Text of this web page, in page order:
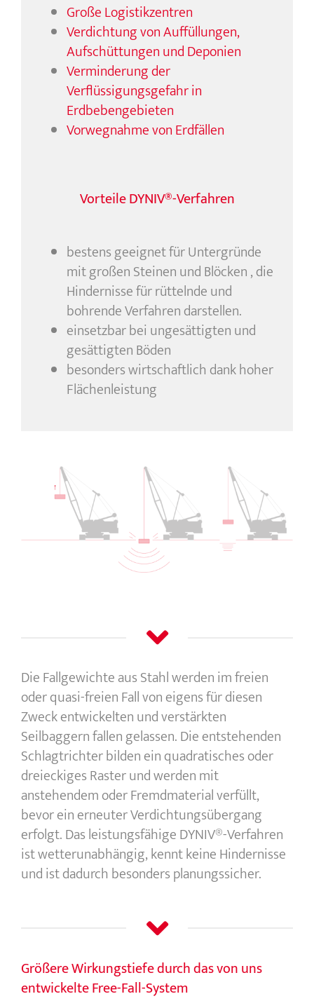
Große Logistikzentren
Verdichtung von Auffüllungen,
Aufschüttungen und Deponien
Verminderung der
Verflüssigungsgefahr in
Erdbebengebieten
Vorwegnahme von Erdfällen
Vorteile DYNIV®-Verfahren
bestens geeignet für Untergründe
mit großen Steinen und Blöcken , die
Hindernisse für rüttelnde und
bohrende Verfahren darstellen.
einsetzbar bei ungesättigten und
gesättigten Böden
besonders wirtschaftlich dank hoher
Flächenleistung
Die Fallgewichte aus Stahl werden im freien
oder quasi-freien Fall von eigens für diesen
Zweck entwickelten und verstärkten
Seilbaggern fallen gelassen. Die entstehenden
Schlagtrichter bilden ein quadratisches oder
dreieckiges Raster und werden mit
anstehendem oder Fremdmaterial verfüllt,
bevor ein erneuter Verdichtungsübergang
erfolgt. Das leistungsfähige DYNIV®-Verfahren
ist wetterunabhängig, kennt keine Hindernisse
und ist dadurch besonders planungssicher.
Größere Wirkungstiefe durch das von uns
entwickelte Free-Fall-System